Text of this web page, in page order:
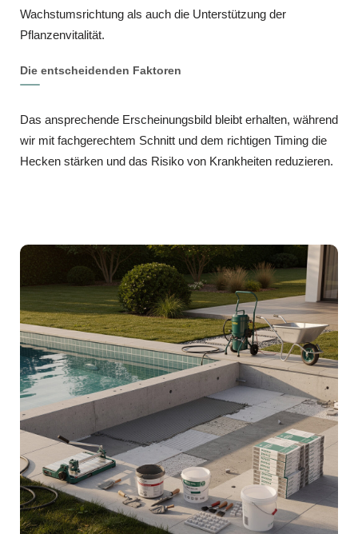
Wachstumsrichtung als auch die Unterstützung der
Pflanzenvitalität.
Die entscheidenden Faktoren
Das ansprechende Erscheinungsbild bleibt erhalten, während
wir mit fachgerechtem Schnitt und dem richtigen Timing die
Hecken stärken und das Risiko von Krankheiten reduzieren.